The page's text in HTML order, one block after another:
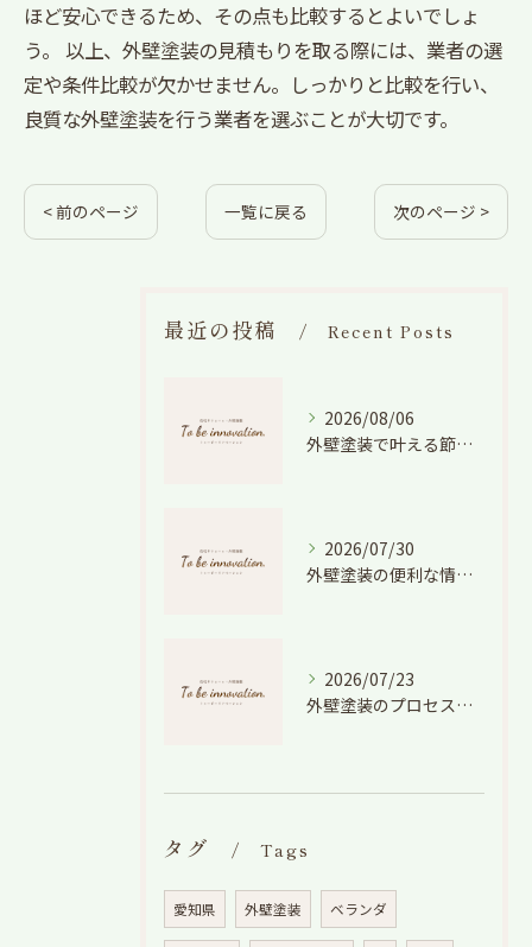
ほど安心できるため、その点も比較するとよいでしょ
う。 以上、外壁塗装の見積もりを取る際には、業者の選
定や条件比較が欠かせません。しっかりと比較を行い、
良質な外壁塗装を行う業者を選ぶことが大切です。
< 前のページ 一覧に戻る 次のページ >
最近の投稿 Recent Posts
2026/08/06
外壁塗装で叶える節電効果と愛知県の相場や色選びのポイントを徹底解説
2026/07/30
外壁塗装の便利な情報と失敗しない色や費用判断のコツを徹底解説
2026/07/23
外壁塗装のプロセスを愛知県でスムーズに進めるための工程と費用徹底解説
タグ Tags
愛知県 外壁塗装 ベランダ